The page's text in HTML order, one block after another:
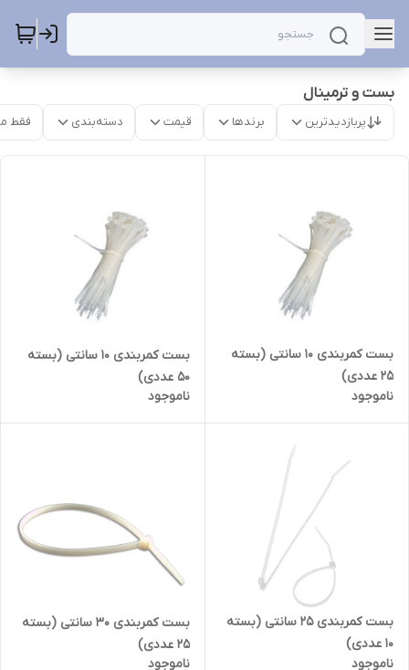
بست و ترمینال
پربازدیدترین برندها قیمت دسته‌بندی فقط
بست کمربندی 10 سانتی (بسته
25 عددی)
ناموجود
بست کمربندی 10 سانتی (بسته
50 عددی)
ناموجود
بست کمربندی 25 سانتی (بسته
10 عددی)
ناموجود
بست کمربندی 30 سانتی (بسته
25 عددی)
ناموجود